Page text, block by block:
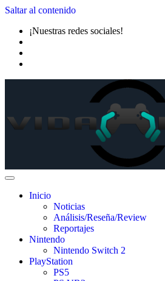
Saltar al contenido
¡Nuestras redes sociales!
Inicio
Noticias
Análisis/Reseña/Review
Reportajes
Nintendo
Nintendo Switch 2
PlayStation
PS5